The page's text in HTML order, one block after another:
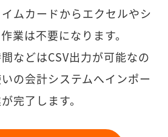
ムカードからエクセルやシ
業は不要になります。
などはCSV出力が可能なの
の会計システムへインポー
完了します。